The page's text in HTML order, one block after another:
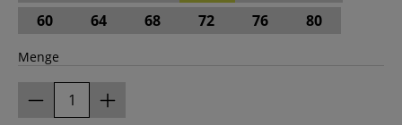
60
64 68 72 76 80
Menge